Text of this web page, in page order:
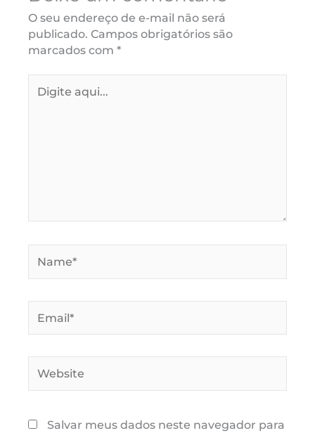
O seu endereço de e-mail não será
publicado. Campos obrigatórios são
marcados com *
aqui...
Salvar meus dados neste navegador para